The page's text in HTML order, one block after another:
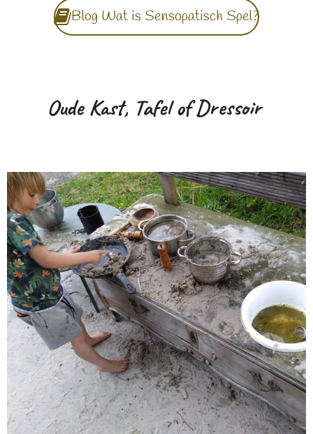
Blog Wat is Sensopatisch Spel?
Oude Kast, Tafel of Dressoir